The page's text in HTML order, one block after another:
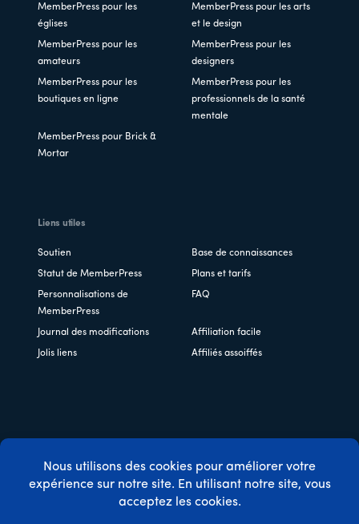
MemberPress pour les
églises
MemberPress pour les arts
et le design
MemberPress pour les
amateurs
MemberPress pour les
designers
MemberPress pour les
boutiques en ligne
MemberPress pour les
professionnels de la santé
mentale
MemberPress pour Brick &
Mortar
Liens utiles
Soutien Base de connaissances
Statut de MemberPress Plans et tarifs
Personnalisations de
MemberPress
FAQ
Journal des modifications Affiliation facile
Jolis liens Affiliés assoiffés
Copyright © 2026 Caseproof, LLC. Tous droits réservés.
Politique de confidentialité